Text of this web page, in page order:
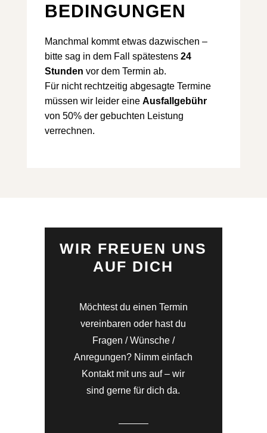
BEDINGUNGEN
Manchmal kommt etwas dazwischen –
bitte sag in dem Fall spätestens 24
Stunden vor dem Termin ab.
Für nicht rechtzeitig abgesagte Termine
müssen wir leider eine Ausfallgebühr
von 50% der gebuchten Leistung
verrechnen.
WIR FREUEN UNS
AUF DICH
Möchtest du einen Termin
vereinbaren oder hast du
Fragen / Wünsche /
Anregungen? Nimm einfach
Kontakt mit uns auf – wir
sind gerne für dich da.